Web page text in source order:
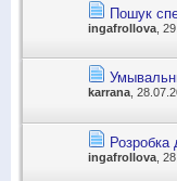
Пошук
ingafrollova ,
karrana,
Розробка
ingafrollova ,